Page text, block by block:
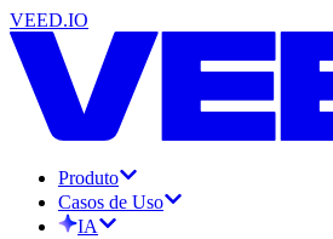
VEED.IO
Produto
Casos de Uso
IA